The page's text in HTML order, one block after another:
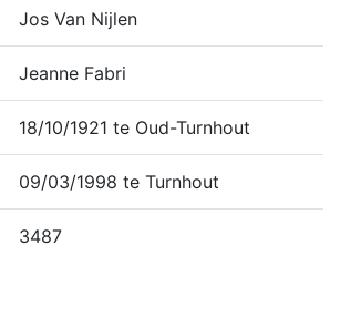
Jos Van Nijlen
Jeanne Fabri
18/10/1921 te Oud-Turnhout
09/03/1998 te Turnhout
3487